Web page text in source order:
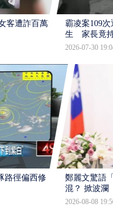
遭詐百萬提
霸凌案109
生 家長竟
2026-07-30
路徑偏西修
鄭麗文驚語
混？ 掀波瀾
2026-08-08